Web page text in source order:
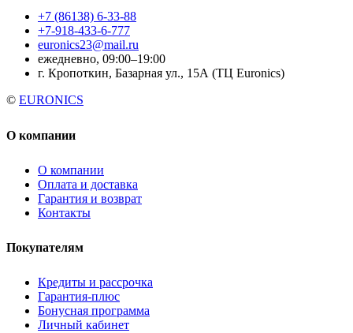
+7 (86138) 6-33-88
+7-918-433-6-777
euronics23@mail.ru
ежедневно, 09:00–19:00
г. Кропоткин, Базарная ул., 15А (ТЦ Euronics)
© EURONICS
О компании
О компании
Оплата и доставка
Гарантия и возврат
Контакты
Покупателям
Кредиты и рассрочка
Гарантия-плюс
Бонусная программа
Личный кабинет